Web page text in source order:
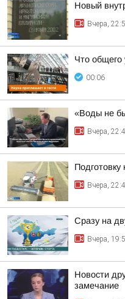
Новый
Вчера,
Что общего
00:06
«Воды не
Вчера,
Вчера,
Сразу на
Вчера,
Новости
замечание